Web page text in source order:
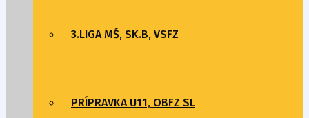
3.LIGA MŚ, SK.B, VSFZ
PRÍPRAVKA U11, OBFZ SL